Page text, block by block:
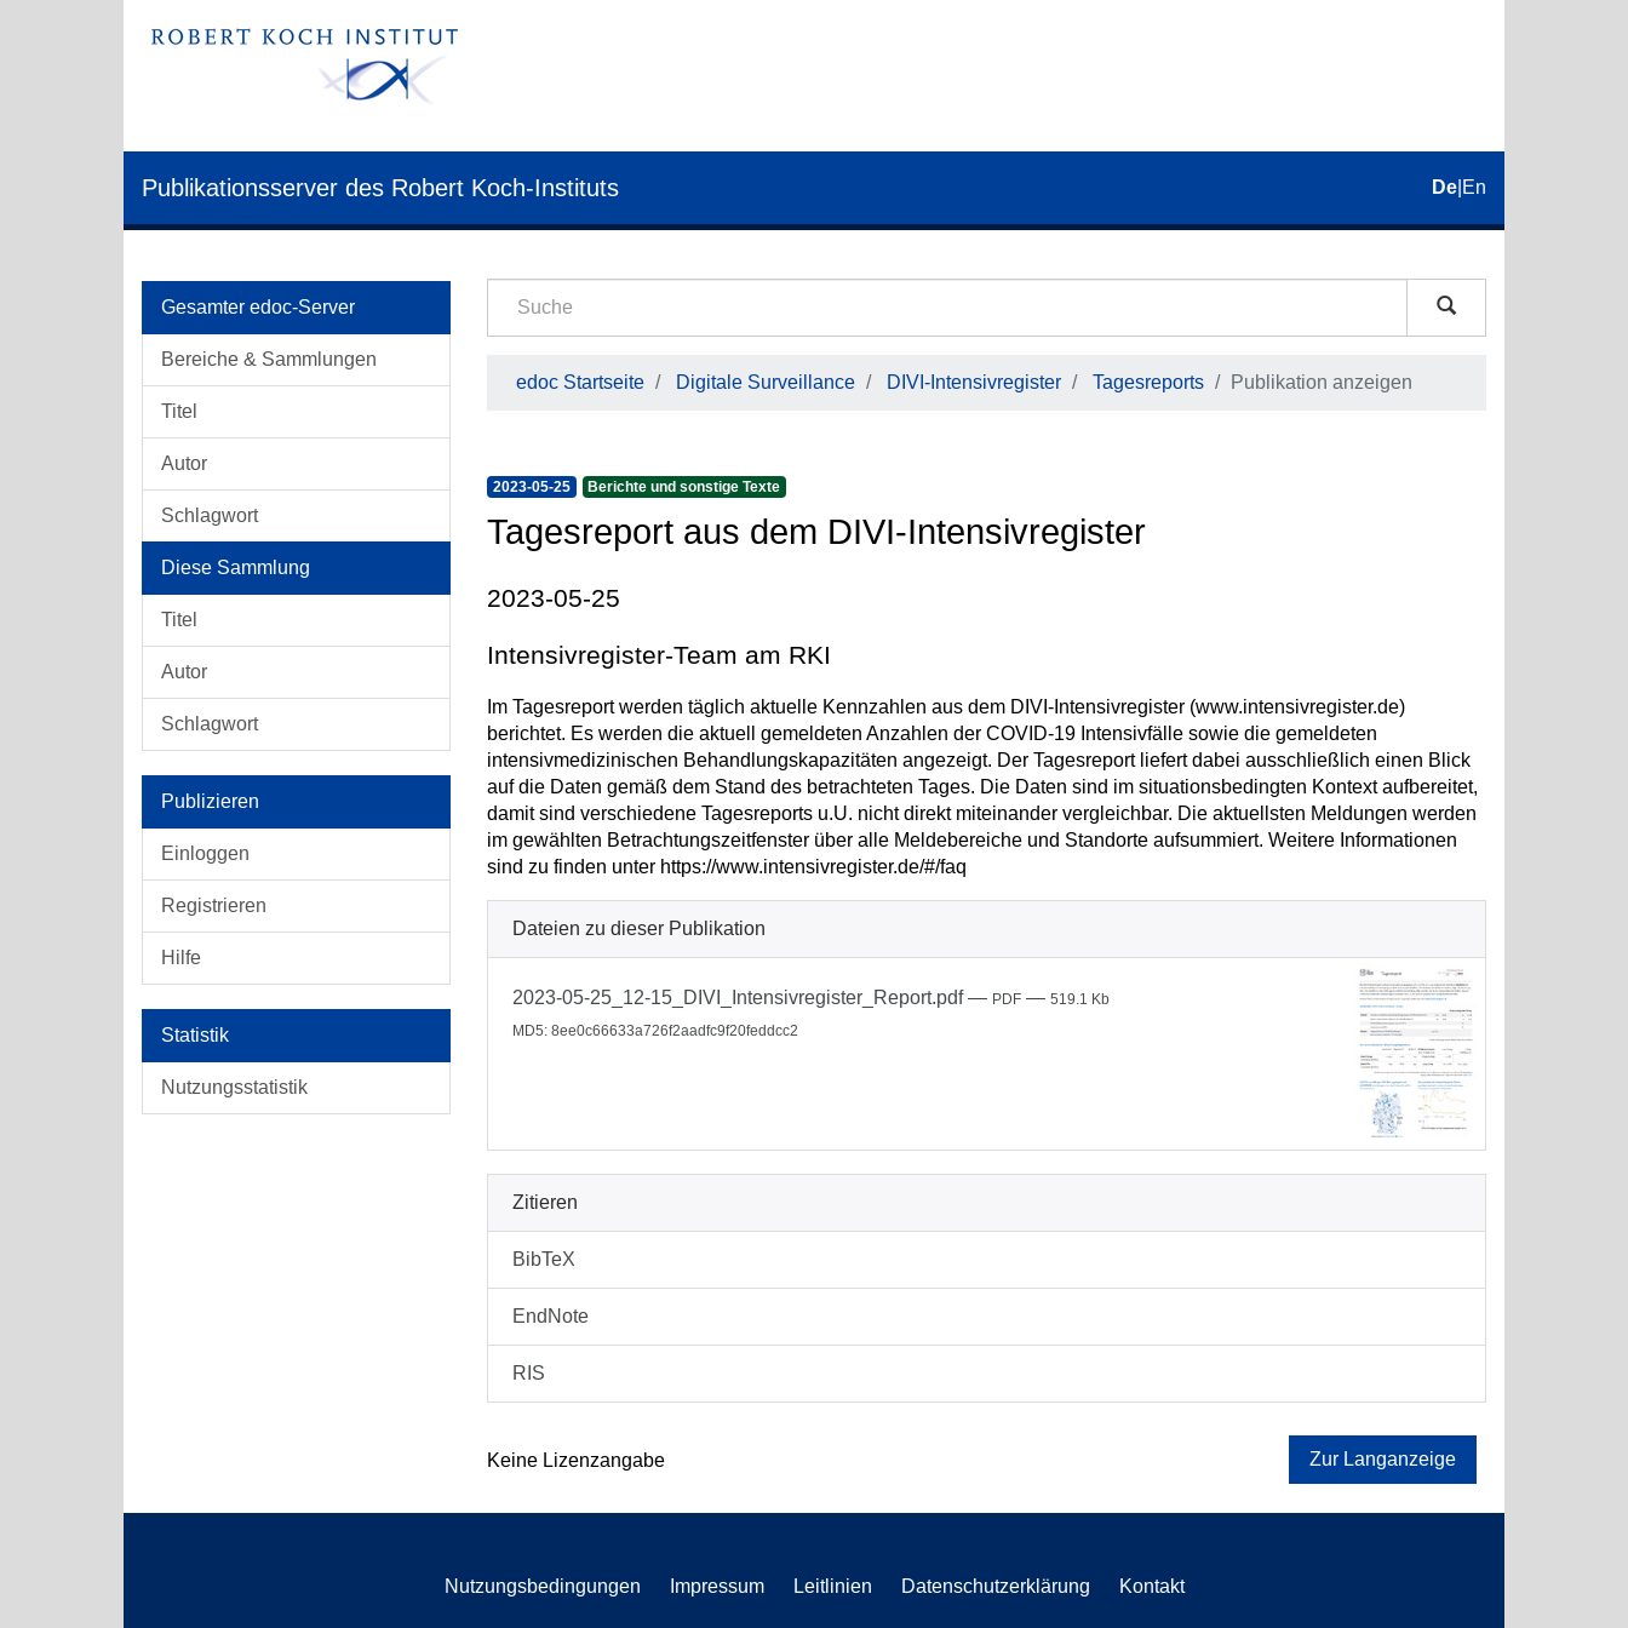
Publikationsserver des Robert Koch-Instituts De En
Gesamter edoc-Server
Bereiche & Sammlungen
Titel
Autor
Schlagwort
Diese Sammlung
Titel
Autor
Schlagwort
Publizieren
Einloggen
Registrieren
Hilfe
Statistik
Nutzungsstatistik
edoc Startseite Digitale Surveillance DIVI-Intensivregister Tagesreports Publikation anzeigen
2023-05-25 Berichte und sonstige Texte
Tagesreport aus dem DIVI-Intensivregister
2023-05-25
Intensivregister-Team am RKI
Im Tagesreport werden täglich aktuelle Kennzahlen aus dem DIVI-Intensivregister (www.intensivregister.de)
berichtet. Es werden die aktuell gemeldeten Anzahlen der COVID-19 Intensivfälle sowie die gemeldeten
intensivmedizinischen Behandlungskapazitäten angezeigt. Der Tagesreport liefert dabei ausschließlich einen Blick
auf die Daten gemäß dem Stand des betrachteten Tages. Die Daten sind im situationsbedingten Kontext aufbereitet,
damit sind verschiedene Tagesreports u.U. nicht direkt miteinander vergleichbar. Die aktuellsten Meldungen werden
im gewählten Betrachtungszeitfenster über alle Meldebereiche und Standorte aufsummiert. Weitere Informationen
sind zu finden unter https://www.intensivregister.de/#/faq
Dateien zu dieser Publikation
2023-05-25_12-15_DIVI_Intensivregister_Report.pdf— PDF — 519.1 Kb
MD5: 8ee0c66633a726f2aadfc9f20feddcc2
Zitieren
BibTeX
EndNote
RIS
Keine Lizenzangabe Zur Langanzeige
Nutzungsbedingungen Impressum Leitlinien Datenschutzerklärung Kontakt